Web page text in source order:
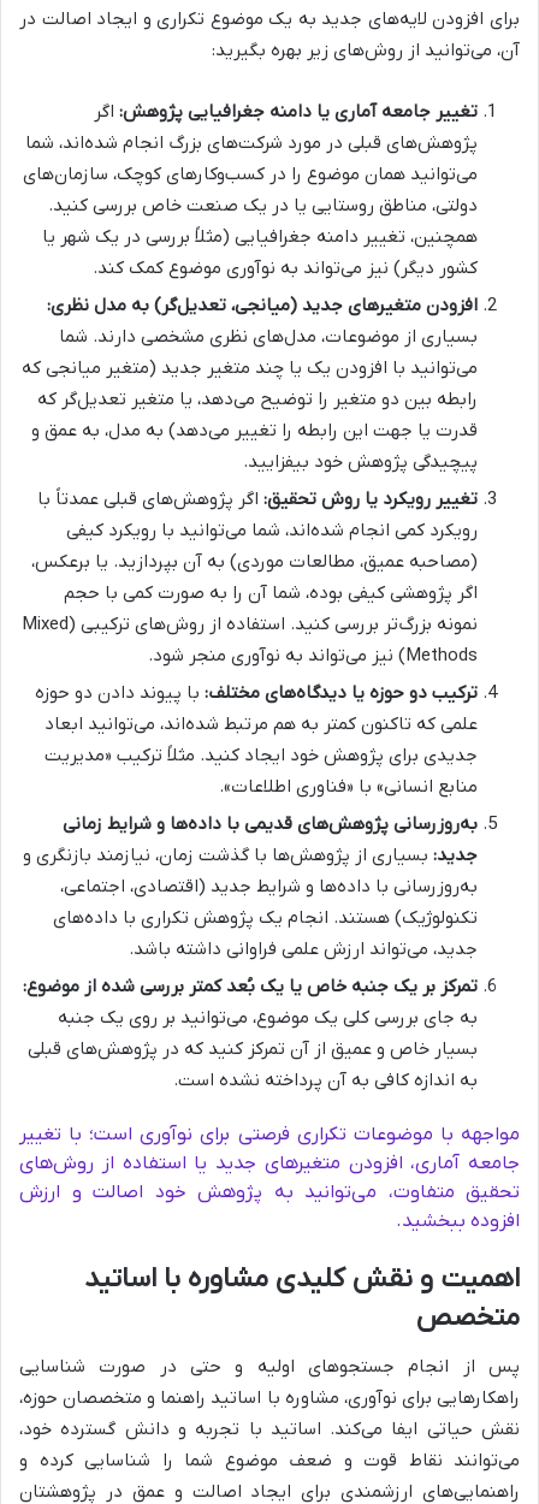
برای افزودن لایه‌های جدید به یک موضوع تکراری و ایجاد اصالت در
آن، می‌توانید از روش‌های زیر بهره بگیرید:
تغییر جامعه آماری یا دامنه جغرافیایی پژوهش: اگر
پژوهش‌های قبلی در مورد شرکت‌های بزرگ انجام شده‌اند، شما
می‌توانید همان موضوع را در کسب‌وکارهای کوچک، سازمان‌های
دولتی، مناطق روستایی یا در یک صنعت خاص بررسی کنید.
همچنین، تغییر دامنه جغرافیایی (مثلاً بررسی در یک شهر یا
کشور دیگر) نیز می‌تواند به نوآوری موضوع کمک کند.
افزودن متغیرهای جدید (میانجی، تعدیل‌گر) به مدل نظری:
بسیاری از موضوعات، مدل‌های نظری مشخصی دارند. شما
می‌توانید با افزودن یک یا چند متغیر جدید (متغیر میانجی که
رابطه بین دو متغیر را توضیح می‌دهد، یا متغیر تعدیل‌گر که
قدرت یا جهت این رابطه را تغییر می‌دهد) به مدل، به عمق و
پیچیدگی پژوهش خود بیفزایید.
تغییر رویکرد یا روش تحقیق: اگر پژوهش‌های قبلی عمدتاً با
رویکرد کمی انجام شده‌اند، شما می‌توانید با رویکرد کیفی
(مصاحبه عمیق، مطالعات موردی) به آن بپردازید. یا برعکس،
اگر پژوهشی کیفی بوده، شما آن را به صورت کمی با حجم
نمونه بزرگ‌تر بررسی کنید. استفاده از روش‌های ترکیبی (Mixed
Methods) نیز می‌تواند به نوآوری منجر شود.
ترکیب دو حوزه یا دیدگاه‌های مختلف: با پیوند دادن دو حوزه
علمی که تاکنون کمتر به هم مرتبط شده‌اند، می‌توانید ابعاد
جدیدی برای پژوهش خود ایجاد کنید. مثلاً ترکیب «مدیریت
منابع انسانی» با «فناوری اطلاعات».
به‌روزرسانی پژوهش‌های قدیمی با داده‌ها و شرایط زمانی
جدید: بسیاری از پژوهش‌ها با گذشت زمان، نیازمند بازنگری و
به‌روزرسانی با داده‌ها و شرایط جدید (اقتصادی، اجتماعی،
تکنولوژیک) هستند. انجام یک پژوهش تکراری با داده‌های
جدید، می‌تواند ارزش علمی فراوانی داشته باشد.
تمرکز بر یک جنبه خاص یا یک بُعد کمتر بررسی شده از موضوع:
به جای بررسی کلی یک موضوع، می‌توانید بر روی یک جنبه
بسیار خاص و عمیق از آن تمرکز کنید که در پژوهش‌های قبلی
به اندازه کافی به آن پرداخته نشده است.
مواجهه با موضوعات تکراری فرصتی برای نوآوری است؛ با تغییر
جامعه آماری، افزودن متغیرهای جدید یا استفاده از روش‌های
تحقیق متفاوت، می‌توانید به پژوهش خود اصالت و ارزش
افزوده ببخشید.
اهمیت و نقش کلیدی مشاوره با اساتید
متخصص
پس از انجام جستجوهای اولیه و حتی در صورت شناسایی
راهکارهایی برای نوآوری، مشاوره با اساتید راهنما و متخصصان حوزه،
نقش حیاتی ایفا می‌کند. اساتید با تجربه و دانش گسترده خود،
می‌توانند نقاط قوت و ضعف موضوع شما را شناسایی کرده و
راهنمایی‌های ارزشمندی برای ایجاد اصالت و عمق در پژوهشتان